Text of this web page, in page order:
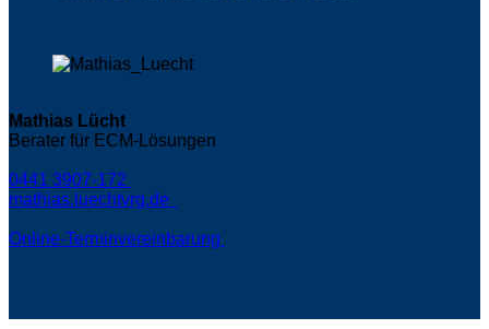
Mathias Lücht
Berater für ECM-Lösungen
0441 3907-172
mathias.luechtvrg.de
Online-Terminvereinbarung